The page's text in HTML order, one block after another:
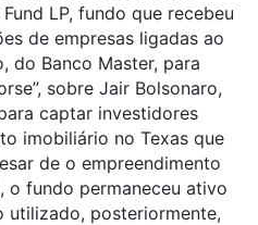
LP, fundo que recebeu
de empresas ligadas ao
do Banco Master, para
sobre Jair Bolsonaro,
captar investidores
imobiliário no Texas que
de o empreendimento
o fundo permaneceu ativo
utilizado, posteriormente,